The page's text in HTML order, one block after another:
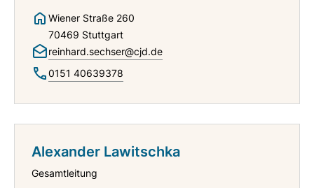
Wiener Straße 260
70469 Stuttgart
reinhard.sechser@cjd.de
0151 40639378
Alexander Lawitschka
Gesamtleitung